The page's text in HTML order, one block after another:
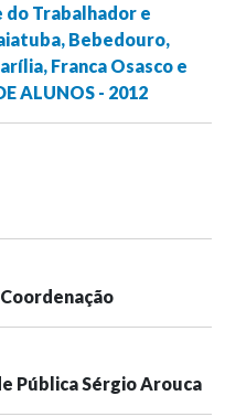
do Trabalhador e
Bebedouro,
Franca Osasco e
ALUNOS - 2012
Pública Sérgio Arouca